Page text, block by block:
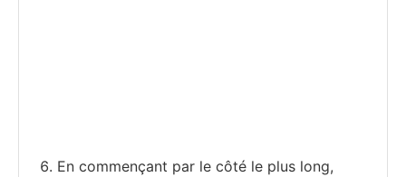
En commençant par le côté le plus long,